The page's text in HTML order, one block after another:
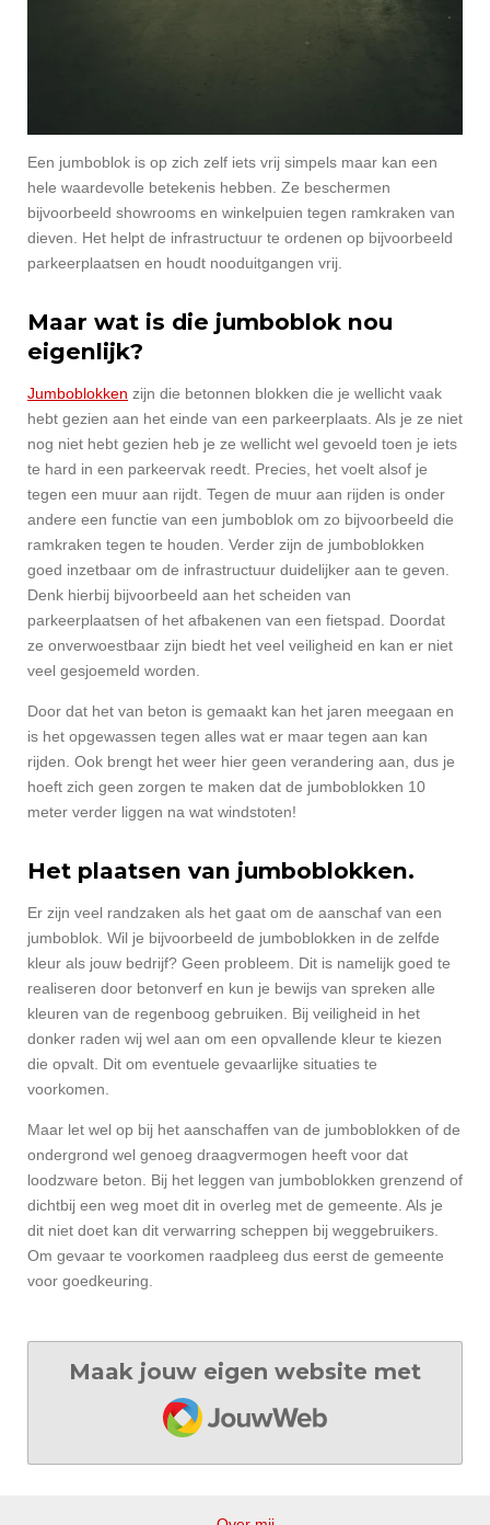
Een jumboblok is op zich zelf iets vrij simpels maar kan een
hele waardevolle betekenis hebben. Ze beschermen
bijvoorbeeld showrooms en winkelpuien tegen ramkraken van
dieven. Het helpt de infrastructuur te ordenen op bijvoorbeeld
parkeerplaatsen en houdt nooduitgangen vrij.
Maar wat is die jumboblok nou
eigenlijk?
Jumboblokken zijn die betonnen blokken die je wellicht vaak
hebt gezien aan het einde van een parkeerplaats. Als je ze niet
nog niet hebt gezien heb je ze wellicht wel gevoeld toen je iets
te hard in een parkeervak reedt. Precies, het voelt alsof je
tegen een muur aan rijdt. Tegen de muur aan rijden is onder
andere een functie van een jumboblok om zo bijvoorbeeld die
ramkraken tegen te houden. Verder zijn de jumboblokken
goed inzetbaar om de infrastructuur duidelijker aan te geven.
Denk hierbij bijvoorbeeld aan het scheiden van
parkeerplaatsen of het afbakenen van een fietspad. Doordat
ze onverwoestbaar zijn biedt het veel veiligheid en kan er niet
veel gesjoemeld worden.
Door dat het van beton is gemaakt kan het jaren meegaan en
is het opgewassen tegen alles wat er maar tegen aan kan
rijden. Ook brengt het weer hier geen verandering aan, dus je
hoeft zich geen zorgen te maken dat de jumboblokken 10
meter verder liggen na wat windstoten!
Het plaatsen van jumboblokken.
Er zijn veel randzaken als het gaat om de aanschaf van een
jumboblok. Wil je bijvoorbeeld de jumboblokken in de zelfde
kleur als jouw bedrijf? Geen probleem. Dit is namelijk goed te
realiseren door betonverf en kun je bewijs van spreken alle
kleuren van de regenboog gebruiken. Bij veiligheid in het
donker raden wij wel aan om een opvallende kleur te kiezen
die opvalt. Dit om eventuele gevaarlijke situaties te
voorkomen.
Maar let wel op bij het aanschaffen van de jumboblokken of de
ondergrond wel genoeg draagvermogen heeft voor dat
loodzware beton. Bij het leggen van jumboblokken grenzend of
dichtbij een weg moet dit in overleg met de gemeente. Als je
dit niet doet kan dit verwarring scheppen bij weggebruikers.
Om gevaar te voorkomen raadpleeg dus eerst de gemeente
voor goedkeuring.
Maak jouw eigen website met
JouwWeb